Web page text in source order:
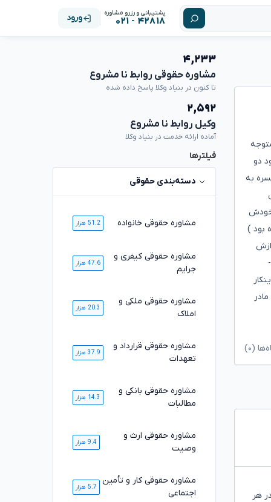
پشتیبانی و رزرو مشاوره
۴۲۸۱۸ - ۰۲۱ ورود
دو
به
خودش
بود )
(۰)
هر
۴,۲۳۳
مشاوره حقوقی روابط نا مشروع
تا کنون در بنیاد وکلا پاسخ داده شده
۲,۵۹۲
وکیل روابط نا مشروع
آماده ارائه خدمت در بنیاد وکلا
فیلترها
دسته‌بندی حقوقی
مشاوره حقوقی خانواده 51.2 هزار
مشاوره حقوقی کیفری و
جرایم
47.6 هزار
مشاوره حقوقی ملکی و
املاک
20.3 هزار
مشاوره حقوقی قرارداد و
تعهدات
37.9 هزار
مشاوره حقوقی بانکی و
مطالبات
14.3 هزار
مشاوره حقوقی ارث و
وصیت
9.4 هزار
مشاوره حقوقی کار و تأمین
اجتماعی
5.7 هزار